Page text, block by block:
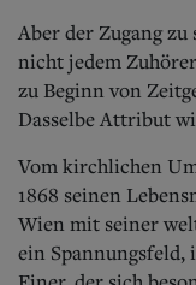
Aber der Zugang
nicht jedem
zu Beginn von
Dasselbe Attribut
Vom kirchlichen
1868 seinen
Wien mit seiner
ein